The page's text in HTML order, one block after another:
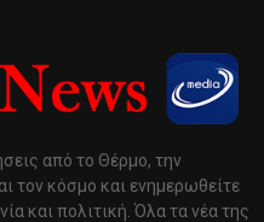
από το Θέρμο, την
τον κόσμο και ενημερωθείτε
και πολιτική. Όλα τα νέα της